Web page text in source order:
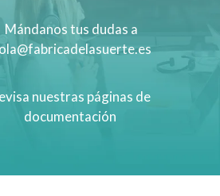
Mándanos tus dudas a
nuestras páginas de
documentación